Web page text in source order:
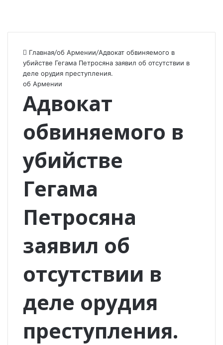
Главная/об Армении/Адвокат обвиняемого в
убийстве Гегама Петросяна заявил об отсутствии в
деле орудия преступления.
об Армении
Адвокат
обвиняемого в
убийстве
Гегама
Петросяна
заявил об
отсутствии в
деле орудия
преступления.